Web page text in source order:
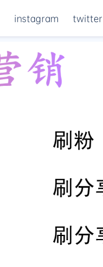
instagram twitter